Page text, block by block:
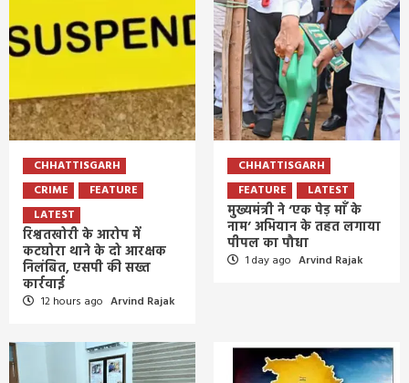
CHHATTISGARH
CRIME
FEATURE
LATEST
रिश्वतखोरी के आरोप में
कटघोरा थाने के दो आरक्षक
निलंबित, एसपी की सख्त
कार्रवाई
12 hours ago Arvind Rajak
CHHATTISGARH
FEATURE
LATEST
मुख्यमंत्री ने ‘एक पेड़ माँ के
नाम’ अभियान के तहत लगाया
पीपल का पौधा
1 day ago Arvind Rajak